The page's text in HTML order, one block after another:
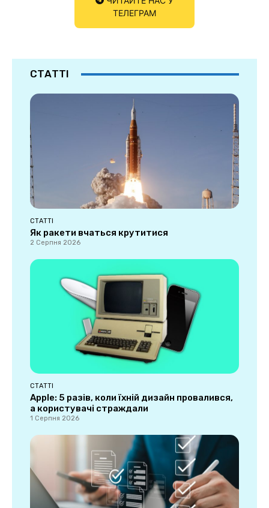
ТЕЛЕГРАМ
СТАТТІ
СТАТТІ
Як ракети вчаться крутитися
2 Серпня 2026
СТАТТІ
Apple: 5 разів, коли їхній дизайн провалився,
а користувачі страждали
1 Серпня 2026